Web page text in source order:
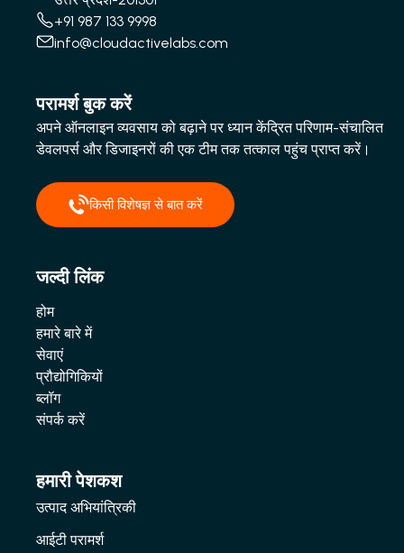
+91 987 133 9998
info@cloudactivelabs.com
परामर्श बुक करें
अपने ऑनलाइन व्यवसाय को बढ़ाने पर ध्यान केंद्रित परिणाम-संचालित
डेवलपर्स और डिजाइनरों की एक टीम तक तत्काल पहुंच प्राप्त करें।
किसी विशेषज्ञ से बात करें
जल्दी लिंक
होम
हमारे बारे में
सेवाएं
प्रौद्योगिकियों
ब्लॉग
संपर्क करें
हमारी पेशकश
उत्पाद अभियांत्रिकी
आईटी परामर्श